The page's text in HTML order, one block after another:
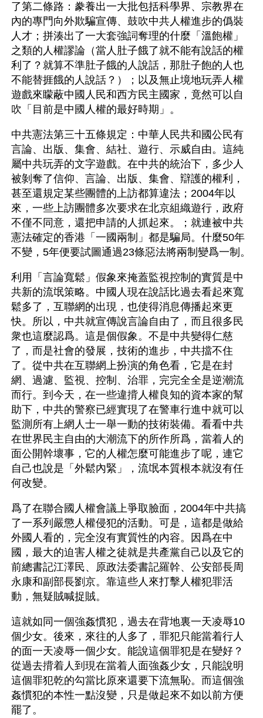
了第二條路：豢養出一大批包括科學界、宗教界在
內的專門向外欺騙宣傳、鼓吹中共人權進步的僞裝
人才；拼湊出了一大套強詞奪理的什麼「溫飽權」
之類的人權謬論（當人肚子餓了就不能有說話的權
利了？就算不準肚子餓的人說話，那肚子飽的人也
不能替捱餓的人說話？）；以及無止境地玩弄人權
遊戲來矇蔽中國人民和西方民主國家，竟然可以自
吹「目前是中國人權的最好時期」。
中共憲法第三十五條規定：中華人民共和國公民有
言論、出版、集會、結社、遊行、示威自由。這純
屬中共玩弄的文字遊戲。在中共的統治下，多少人
被剝奪了信仰、言論、出版、集會、辯護的權利，
甚至還規定某些團體的上訪都算違法；2004年以
來，一些上訪團體多次要求在北京組織遊行，政府
不僅不同意，還把申請的人抓起來。；就連被中共
憲法確定的香港「一國兩制」都是騙局。什麼50年
不變，5年便要試圖通過23條惡法將兩制變爲一制。
利用「言論寬鬆」假象來掩蓋監視控制的實質是中
共新的流氓策略。中國人現在說話比過去看起來寬
鬆多了，互聯網的出現，也使得消息傳播起來更
快。所以，中共就宣傳說言論自由了，而且很多民
衆也這麼認爲。這是個假象。不是中共變得仁慈
了，而是社會的發展，技術的進步，中共擋不住
了。從中共在互聯網上扮演的角色看，它是在封
網、過濾、監視、控制、治罪，完完全全是逆潮流
而行。到今天，在一些違揹人權良知的資本家的幫
助下，中共的警察已經實現了在警車行進中就可以
監測所有上網人士一舉一動的技術裝備。看看中共
在世界民主自由的大潮流下的所作所爲，當着人的
面公開幹壞事，它的人權怎麼可能進步了呢，連它
自己也說是「外鬆內緊」，流氓本質根本就沒有任
何改變。
爲了在聯合國人權會議上爭取臉面，2004年中共搞
了一系列嚴懲人權侵犯的活動。可是，這都是做給
外國人看的，完全沒有實質性的內容。因爲在中
國，最大的迫害人權之徒就是共產黨自己以及它的
前總書記江澤民、原政法委書記羅幹、公安部長周
永康和副部長劉京。靠這些人來打擊人權犯罪活
動，無疑賊喊捉賊。
這就如同一個強姦慣犯，過去在背地裏一天凌辱10
個少女。後來，來往的人多了，罪犯只能當着行人
的面一天凌辱一個少女。能說這個罪犯是在變好？
從過去揹着人到現在當着人面強姦少女，只能說明
這個罪犯乾的勾當比原來還要下流無恥。而這個強
姦慣犯的本性一點沒變，只是做起來不如以前方便
罷了。